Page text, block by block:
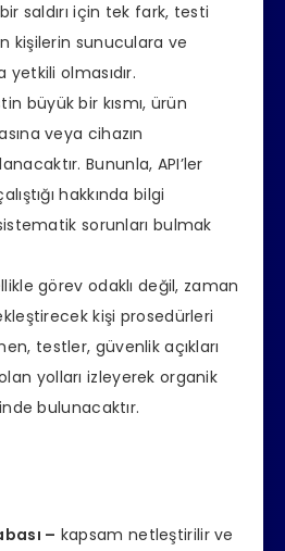
saldırı için tek fark, testi
kişilerin sunuculara ve
yetkili olmasıdır.
büyük bir kısmı, ürün
veya cihazın
Bununla, API’ler
hakkında bilgi
sorunları bulmak
görev odaklı değil, zaman
kişi prosedürleri
testler, güvenlik açıkları
yolları izleyerek organik
bulunacaktır.
– kapsam netleştirilir ve